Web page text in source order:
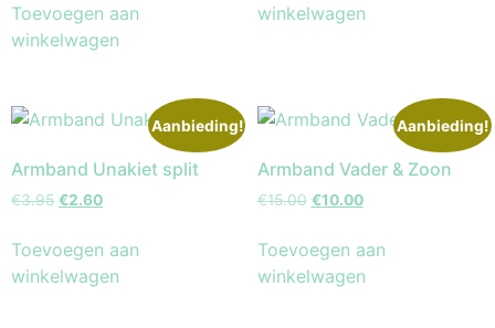
Toevoegen aan
winkelwagen
winkelwagen
Aanbieding!
Armband Unakiet split
€3.95 €2.60
Toevoegen aan
winkelwagen
Aanbieding!
Armband Vader & Zoon
€15.00 €10.00
Toevoegen aan
winkelwagen